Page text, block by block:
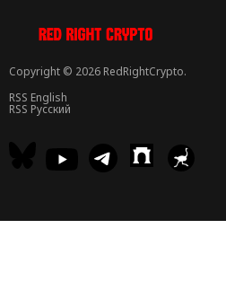
Copyright © 2026 RedRightCrypto.
RSS English
RSS Русский